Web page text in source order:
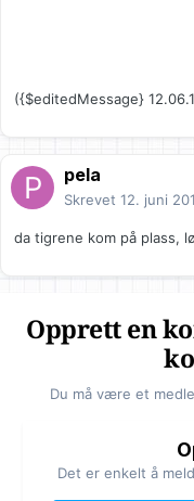
({$editedMessage}
pela
Skrevet 12. juni
da tigrene kom på plass,
Opprett en
Du må være et
Det er enkelt å